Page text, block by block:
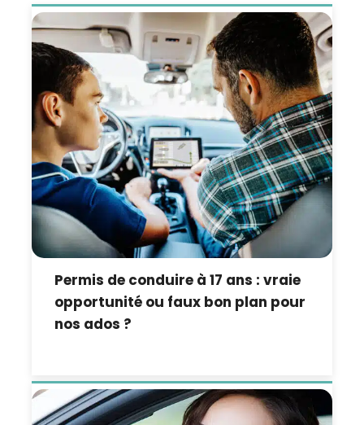
Permis de conduire à 17 ans : vraie
opportunité ou faux bon plan pour
nos ados ?